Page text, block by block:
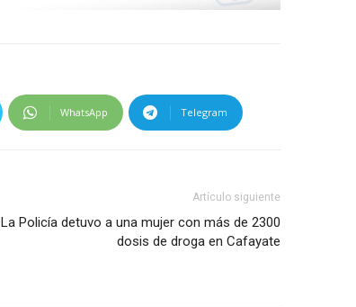
WhatsApp Telegram
Artículo siguiente
La Policía detuvo a una mujer con más de 2300
dosis de droga en Cafayate